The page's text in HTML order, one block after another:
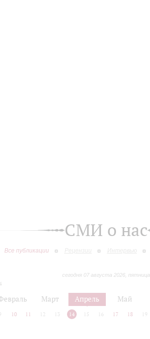
СМИ о нас
Все публикации Рецензии Интервью
сегодня 07 августа 2026, пятница
Март Апрель Май
9 10 11 12 13 14 15 16 17 18 19